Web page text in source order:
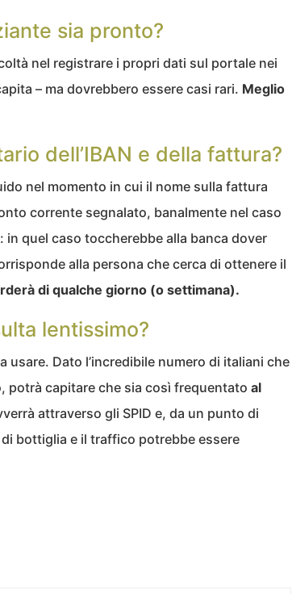
sia pronto?
nel registrare i propri dati sul portale nei
– ma dovrebbero essere casi rari. Meglio
dell’IBAN e della fattura?
nel momento in cui il nome sulla fattura
corrente segnalato, banalmente nel caso
: in quel caso toccherebbe alla banca dover
alla persona che cerca di ottenere il
di qualche giorno (o settimana).
lentissimo?
usare. Dato l’incredibile numero di italiani che
potrà capitare che sia così frequentato al
attraverso gli SPID e, da un punto di
bottiglia e il traffico potrebbe essere